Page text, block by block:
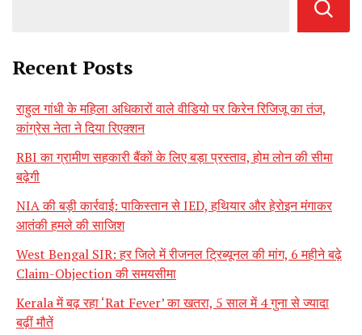
Recent Posts
राहुल गांधी के महिला अधिकारों वाले वीडियो पर किरेन रिजिजू का तंज,
कांग्रेस नेता ने दिया रिएक्शन
RBI का ग्रामीण सहकारी बैंकों के लिए बड़ा प्रस्ताव, होम लोन की सीमा
बढ़ेगी
NIA की बड़ी कार्रवाई: पाकिस्तान से IED, हथियार और हेरोइन मंगाकर
आतंकी हमले की साजिश
West Bengal SIR: हर जिले में रीजनल ट्रिब्यूनल की मांग, 6 महीने बढ़े
Claim-Objection की समयसीमा
Kerala में बढ़ रहा ‘Rat Fever’ का खतरा, 5 साल में 4 गुना से ज्यादा
बढ़ीं मौतें